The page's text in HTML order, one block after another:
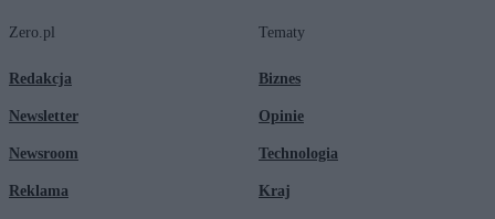
Zero.pl
Redakcja
Newsletter
Newsroom
Reklama
Tematy
Biznes
Opinie
Technologia
Kraj